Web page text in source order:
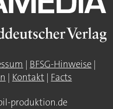
| BFSG-Hinweise |
| Kontakt | Facts
produktion.de